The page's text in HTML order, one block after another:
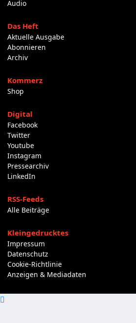
Audio
Das Heft
Aktuelle Ausgabe
Abonnieren
Archiv
Kommerz
Shop
Digital
Facebook
Twitter
Youtube
Instagram
Pressearchiv
LinkedIn
RSS-Feeds
Alle Beiträge
Kleingedrucktes
Impressum
Datenschutz
Cookie-Richtlinie
Anzeigen & Mediadaten